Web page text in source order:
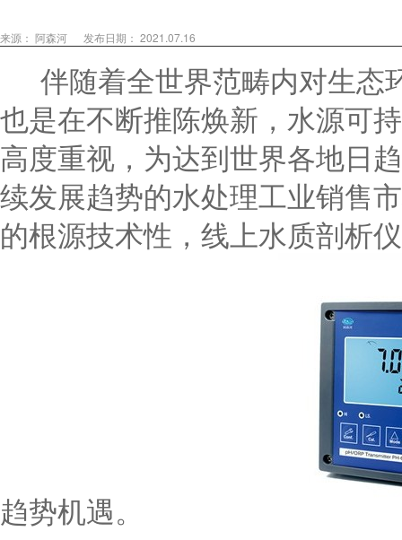
来源： 阿森河 发布日期： 2021.07.16
伴随着全世界范畴内对生态
也是在不断推陈焕新，水源可
高度重视，为达到世界各地日
续发展趋势的水处理工业销售
的根源技术性，线上水质剖析
趋势机遇。